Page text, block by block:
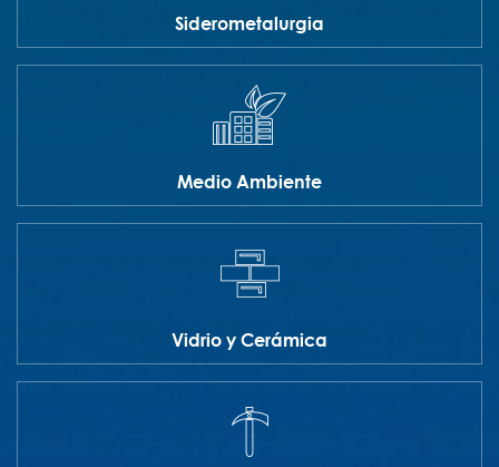
Siderometalurgia
Medio Ambiente
Vidrio y Cerámica